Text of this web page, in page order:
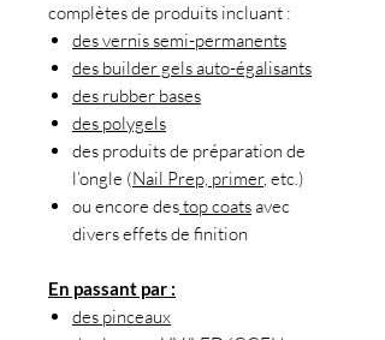
complètes de produits incluant :
des vernis semi-permanents
des builder gels auto-égalisants
des rubber bases
des polygels
des produits de préparation de
l’ongle (Nail Prep, primer, etc.)
ou encore destop coatsavec
divers effets de finition
En passant par :
des pinceaux